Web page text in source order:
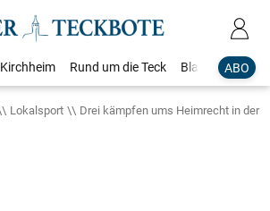
ABO
Kirchheim Rund um die Teck Blaulicht
Lokalsport
Drei kämpfen ums Heimrecht in der